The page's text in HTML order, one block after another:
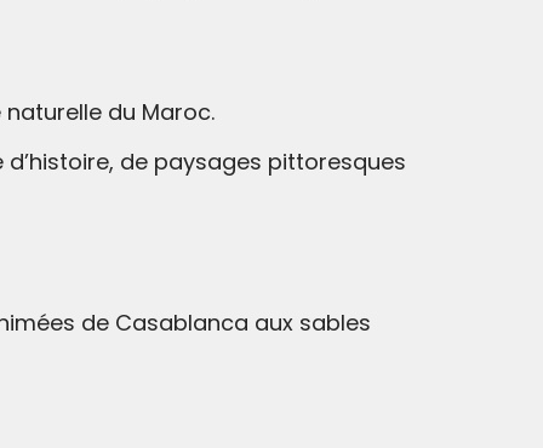
du Maroc.
de paysages pittoresques
de Casablanca aux sables